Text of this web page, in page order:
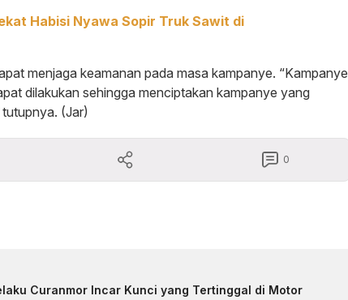
Habisi Nyawa Sopir Truk Sawit di
menjaga keamanan pada masa kampanye. “Kampanye
dilakukan sehingga menciptakan kampanye yang
(Jar)
0
Curanmor Incar Kunci yang Tertinggal di Motor